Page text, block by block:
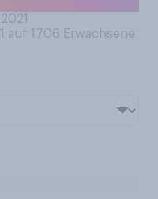
auf 1706 Erwachsene